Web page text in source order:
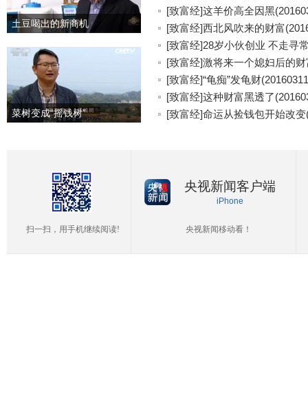
土豆喝出的新商机
菜树变成“摇钱树”
[致富经]这羊价高全因黑
[致富经]西北风吹来的财富
[致富经]28岁小伙创业 不走寻
[致富经]激将来一个媳妇后的
[致富经]“龟痴”发龟财
[致富经]这种财富黑透了
[致富经]命运从捡钱包开始改变
扫一扫，用手机继续阅读!
央视新闻客户端
iPhone
央视新闻移动看！